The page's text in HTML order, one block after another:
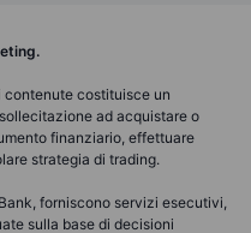
contenute costituisce un
ad acquistare o
finanziario, effettuare
strategia di trading.
forniscono servizi esecutivi,
sulla base di decisioni